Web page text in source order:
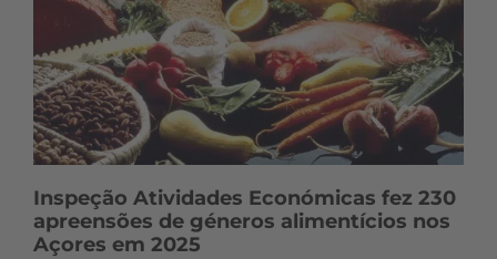
s
Inspeção Atividades Económicas fez 230
apreensões de géneros alimentícios nos
Açores em 2025